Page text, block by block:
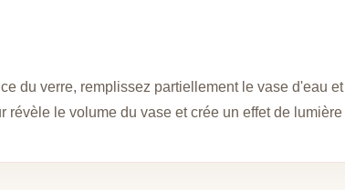
du verre, remplissez partiellement le vase d'eau
le volume du vase et crée un effet de lumière